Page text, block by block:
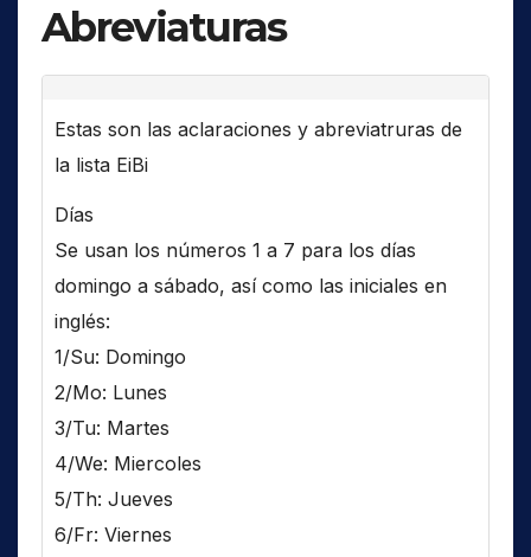
Abreviaturas
Estas son las aclaraciones y abreviatruras de
la lista EiBi
Días
Se usan los números 1 a 7 para los días
domingo a sábado, así como las iniciales en
inglés:
1/Su: Domingo
2/Mo: Lunes
3/Tu: Martes
4/We: Miercoles
5/Th: Jueves
6/Fr: Viernes